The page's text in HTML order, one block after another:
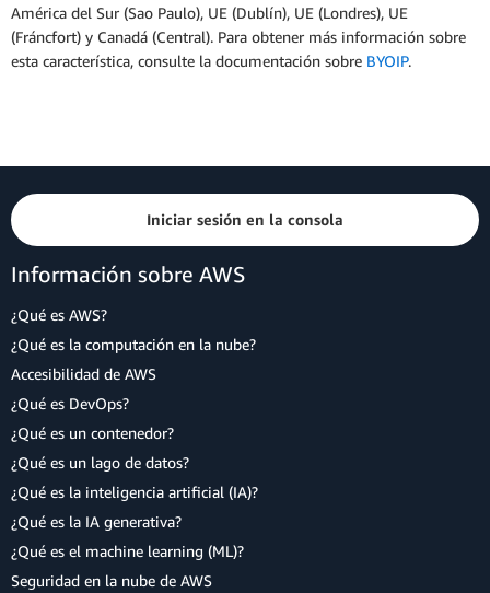
América del Sur (Sao Paulo), UE (Dublín), UE (Londres), UE
(Fráncfort) y Canadá (Central). Para obtener más información sobre
esta característica, consulte la documentación sobre BYOIP.
Iniciar sesión en la consola
Información sobre AWS
¿Qué es AWS?
¿Qué es la computación en la nube?
Accesibilidad de AWS
¿Qué es DevOps?
¿Qué es un contenedor?
¿Qué es un lago de datos?
¿Qué es la inteligencia artificial (IA)?
¿Qué es la IA generativa?
¿Qué es el machine learning (ML)?
Seguridad en la nube de AWS